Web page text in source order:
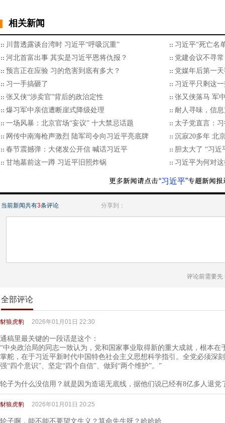
相关新闻
川普透露谈台湾时 习近平“呼吸沉重”
习近平“死亡名
河北首富出事 其实是习近平恩将仇报？
党建会议不寻
预言正在应验 习的危害到底有多大？
党媒年后第一
习一手搞砸了
习近平只剩这
张又侠“涉卖官”背后的政治定性
张又侠落马 军
爆习军中亲信遭断崖式降级处理
耐人寻味，信
一场风暴：北京官场“妄议” 十大禁忌话题
太子党直言：
网传中南海枪声激烈 陆军司令向习近平亮底牌
沉寂20多年 北
春节震撼弹：大佬发公开信 喊话习近平
胆太大了 “习近
甘地墓前这一蹲 习近平旧照炸锅
习近平为何对
“习近平”
当前新闻共有3条评论 分享到：
评论前需要先
全部评论
豺狼虎豹 2026年01月01日 22:30
通稿里最关键的一段话是这个：
“中央政治局的同志一致认为，党和国家事业取得新的重大成就，根本
掌舵，在于习近平新时代中国特色社会主义思想科学指引。全党必须深
强“四个意识”、坚定“四个自信”、做到“两个维护”。”
轮子为什么没信用？就是因为造谣无底线，据他们说已经有8亿多人退党
豺狼虎豹 2026年01月01日 20:25
轮子啊，能不能不要望文生义？算命先生呀？哈哈哈